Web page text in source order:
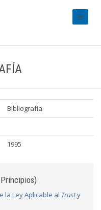
Bibliografía
1995
la Ley Aplicable al Trusty